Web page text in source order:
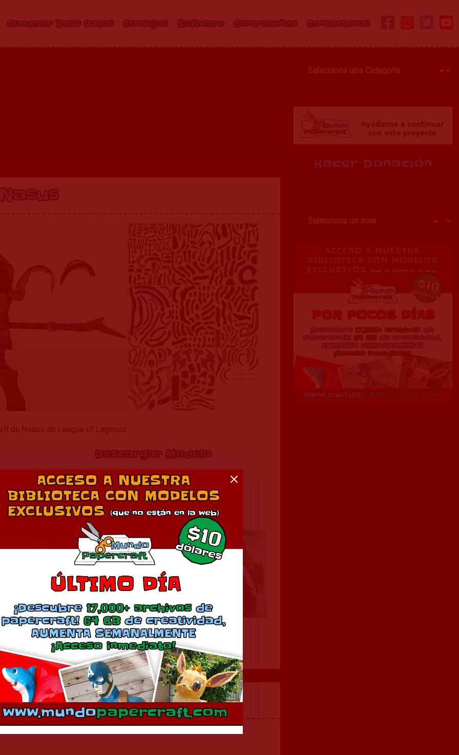
Comprar Base Datos Consejos Software Contraseñas Contactenos
de Nasus de League of Legends
Descargar Modelo
Comparte esto:
Más
Cassiopeia
mayo 24, 2018
Udyr
abril 11, 2014
En «Juegos»